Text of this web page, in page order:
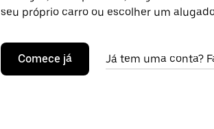
seu próprio carro ou escolher um
Comece já Já tem uma conta?